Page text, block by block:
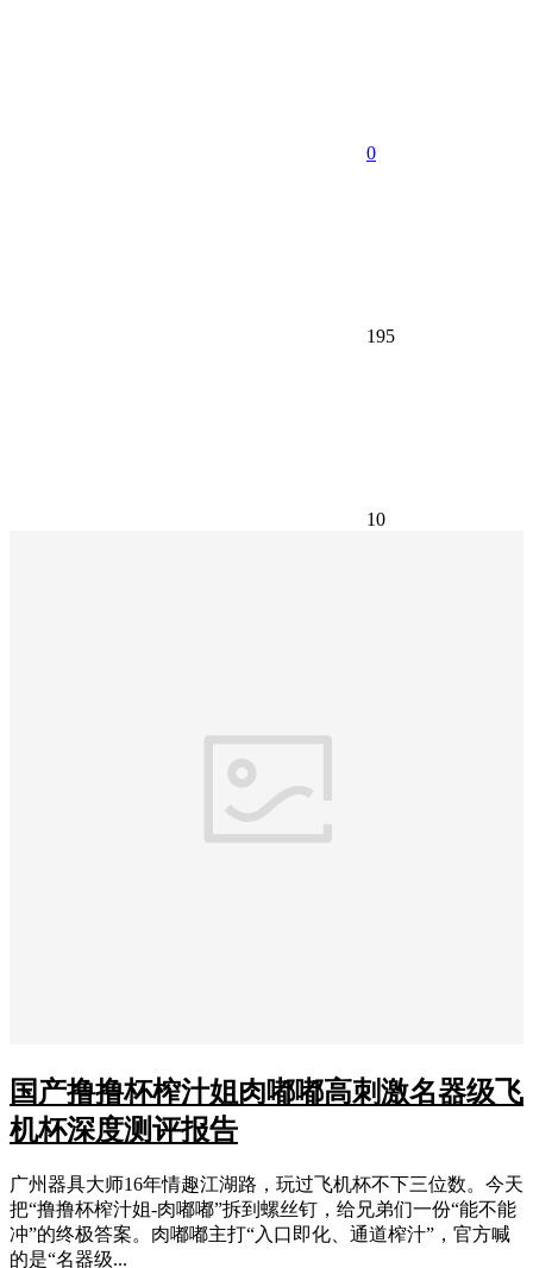
0
195
10
国产撸撸杯榨汁姐肉嘟嘟高刺激名器级飞
机杯深度测评报告
广州器具大师16年情趣江湖路，玩过飞机杯不下三位数。今天
把“撸撸杯榨汁姐-肉嘟嘟”拆到螺丝钉，给兄弟们一份“能不能
冲”的终极答案。肉嘟嘟主打“入口即化、通道榨汁”，官方喊
的是“名器级...